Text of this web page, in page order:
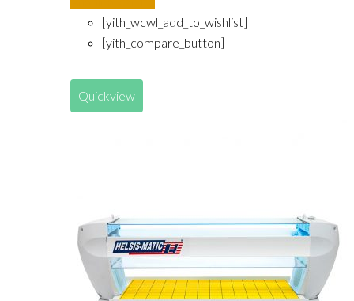
[yith_wcwl_add_to_wishlist]
[yith_compare_button]
Quickview